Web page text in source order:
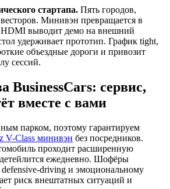
стартапа. Пять городов,
Минивэн превращается в
HDMI выводит демо на внешний
удерживает прототип. График tight,
объездные дороги и привозит
сессий.
BusinessCars: сервис,
вместе с вами
парком, поэтому гарантируем
V-Class минивэн без посредников.
проходит расширенную
детейлится ежедневно. Шофёры
driving и эмоциональному
риск внештатных ситуаций и